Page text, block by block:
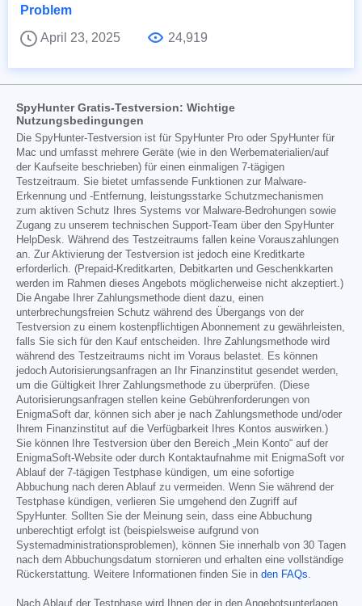
Problem
April 23, 2025
24,919
SpyHunter Gratis-Testversion: Wichtige
Nutzungsbedingungen
Die SpyHunter-Testversion ist für SpyHunter Pro oder SpyHunter für
Mac und umfasst mehrere Geräte (wie in den Werbematerialien/auf
der Kaufseite beschrieben) für einen einmaligen 7-tägigen
Testzeitraum. Sie bietet umfassende Funktionen zur Malware-
Erkennung und -Entfernung, leistungsstarke Schutzmechanismen
zum aktiven Schutz Ihres Systems vor Malware-Bedrohungen sowie
Zugang zu unserem technischen Support-Team über den SpyHunter
HelpDesk. Während des Testzeitraums fallen keine Vorauszahlungen
an. Zur Aktivierung der Testversion ist jedoch eine Kreditkarte
erforderlich. (Prepaid-Kreditkarten, Debitkarten und Geschenkkarten
werden im Rahmen dieses Angebots möglicherweise nicht akzeptiert.)
Die Angabe Ihrer Zahlungsmethode dient dazu, einen
unterbrechungsfreien Schutz während des Übergangs von der
Testversion zu einem kostenpflichtigen Abonnement zu gewährleisten,
falls Sie sich für den Kauf entscheiden. Ihre Zahlungsmethode wird
während des Testzeitraums nicht im Voraus belastet. Es können
jedoch Autorisierungsanfragen an Ihr Finanzinstitut gesendet werden,
um die Gültigkeit Ihrer Zahlungsmethode zu überprüfen. (Diese
Autorisierungsanfragen stellen keine Gebührenforderungen von
EnigmaSoft dar, können sich aber je nach Zahlungsmethode und/oder
Ihrem Finanzinstitut auf die Verfügbarkeit Ihres Kontos auswirken.)
Sie können Ihre Testversion über den Bereich „Mein Konto“ auf der
EnigmaSoft-Website oder durch Kontaktaufnahme mit EnigmaSoft vor
Ablauf der 7-tägigen Testphase kündigen, um eine sofortige
Abbuchung nach deren Ablauf zu vermeiden. Wenn Sie während der
Testphase kündigen, verlieren Sie umgehend den Zugriff auf
SpyHunter. Sollten Sie der Meinung sein, dass eine Abbuchung
unberechtigt erfolgt ist (beispielsweise aufgrund von
Systemadministrationsproblemen), können Sie innerhalb von 30 Tagen
nach dem Abbuchungsdatum stornieren und erhalten eine vollständige
Rückerstattung. Weitere Informationen finden Sie in den FAQs
Nach Ablauf der Testphase wird Ihnen der in den Angebotsunterlagen